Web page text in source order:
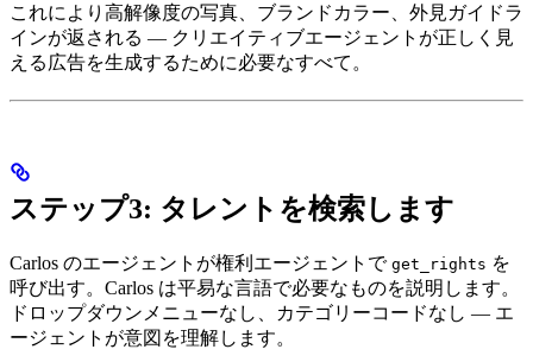
これにより高解像度の写真、ブランドカラー、外見ガイドラ
インが返される — クリエイティブエージェントが正しく見
える広告を生成するために必要なすべて。
ステップ3: タレントを検索します
Carlos のエージェントが権利エージェントで get_rights を
呼び出す。Carlos は平易な言語で必要なものを説明します。
ドロップダウンメニューなし、カテゴリーコードなし — エ
ージェントが意図を理解します。